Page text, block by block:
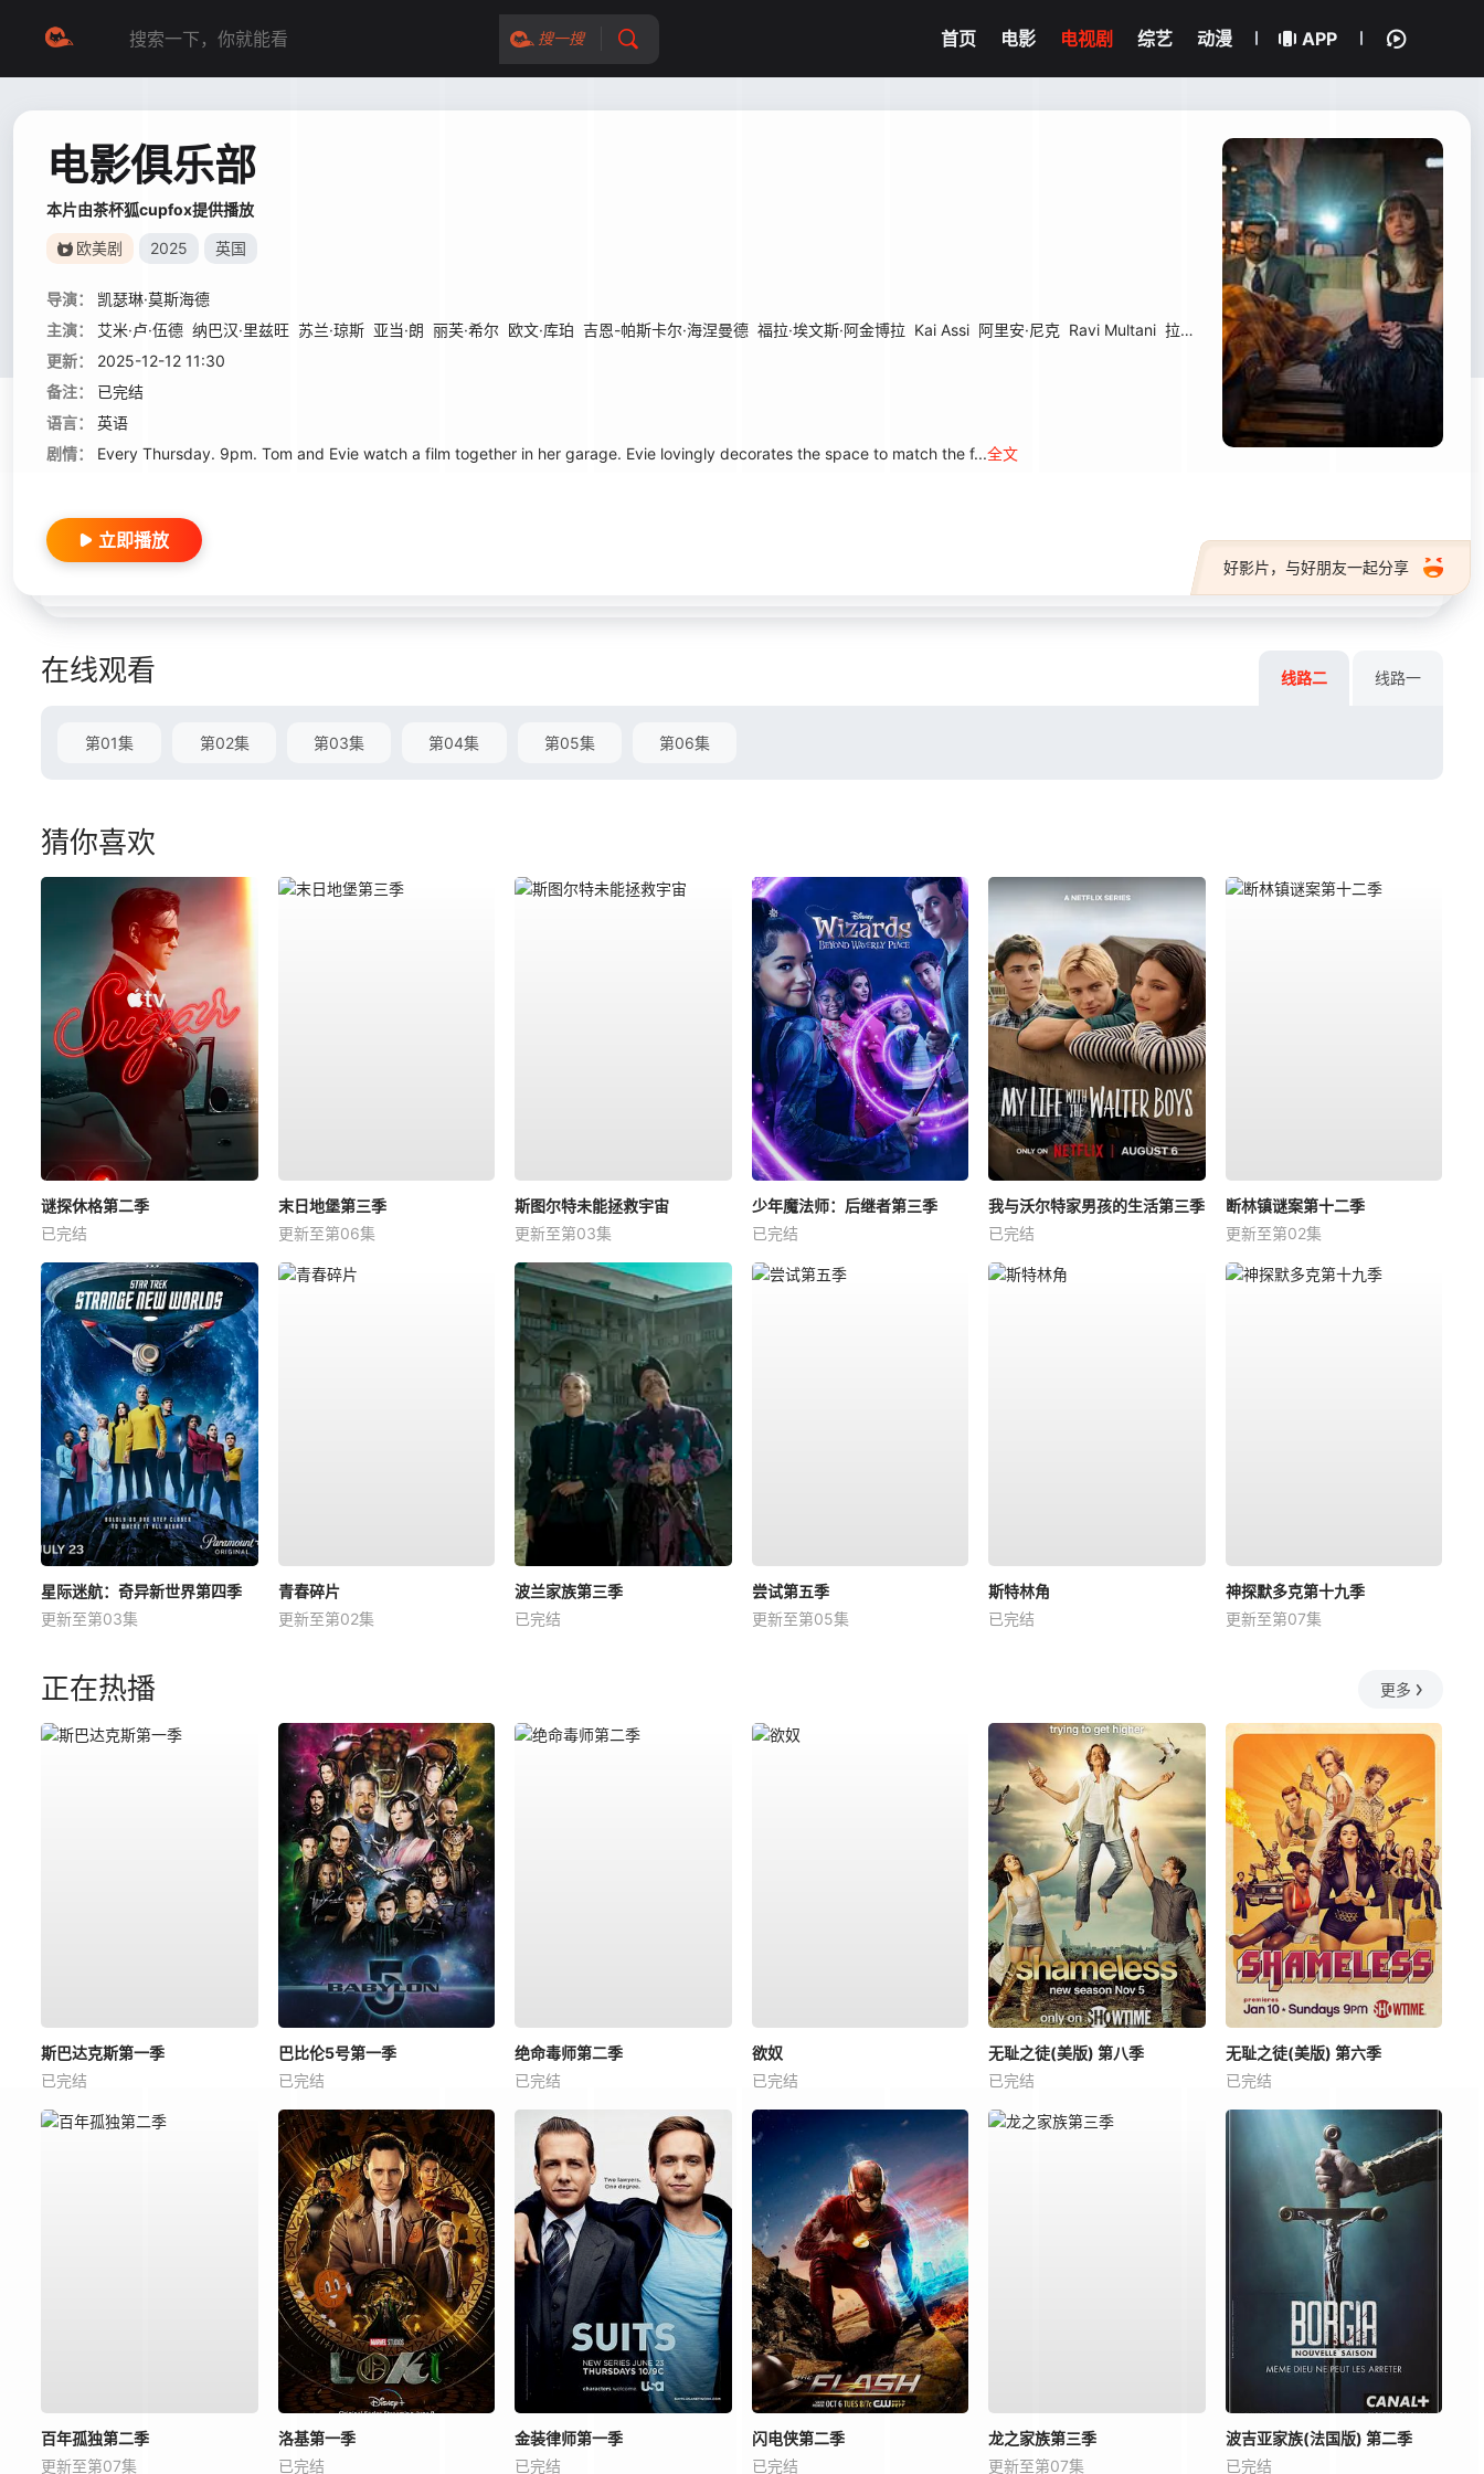
搜一搜 首页 电影 电视剧 综艺 动漫 APP
电影俱乐部
本片由茶杯狐cupfox提供播放
欧美剧 2025 英国
导演：
凯瑟琳·莫斯海德
主演：
艾米·卢·伍德 纳巴汉·里兹旺 苏兰·琼斯 亚当·朗 丽芙·希尔 欧文·库珀 吉恩-帕斯卡尔·海涅曼德 福拉·埃文斯·阿金博拉 Kai Assi 阿里安·尼克 Ravi Multani 拉尔夫·戴维斯
更新：
2025-12-12 11:30
备注：
已完结
语言：
英语
剧情：
Every Thursday. 9pm. Tom and Evie watch a film together in her garage. Evie lovingly decorates the space to match the f...全文
好影片，与好朋友一起分享
立即播放
在线观看 线路二 线路一
第01集 第02集 第03集 第04集 第05集 第06集
猜你喜欢
谜探休格第二季
已完结
末日地堡第三季
更新至第06集
斯图尔特未能拯救宇宙
更新至第03集
少年魔法师：后继者第三季
已完结
我与沃尔特家男孩的生活第三季
已完结
断林镇谜案第十二季
更新至第02集
星际迷航：奇异新世界第四季
更新至第03集
青春碎片
更新至第02集
波兰家族第三季
已完结
尝试第五季
更新至第05集
斯特林角
已完结
神探默多克第十九季
更新至第07集
正在热播 更多
斯巴达克斯第一季
已完结
巴比伦5号第一季
已完结
绝命毒师第二季
已完结
欲奴
已完结
无耻之徒(美版) 第八季
已完结
无耻之徒(美版) 第六季
已完结
百年孤独第二季
更新至第07集
洛基第一季
已完结
金装律师第一季
已完结
闪电侠第二季
已完结
龙之家族第三季
更新至第07集
波吉亚家族(法国版) 第二季
已完结